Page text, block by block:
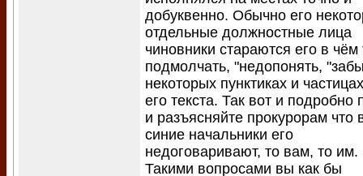
добуквенно. Обычно его
отдельные должностные лица
чиновники стараются его в чём
подмолчать, "недопонять,
некоторых пунктиках и
его текста. Так вот и подробно
и разъясняйте прокурорам что
синие начальники его
недоговаривают, то вам, то им.
Такими вопросами вы как бы